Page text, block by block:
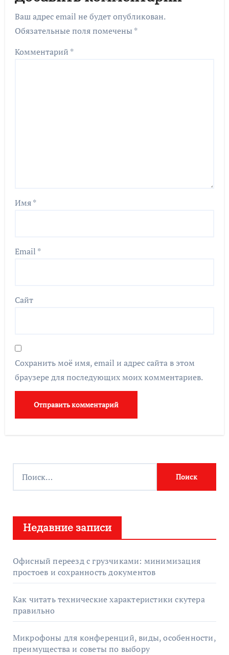
Ваш адрес email не будет опубликован.
Обязательные поля помечены *
Комментарий *
Имя*
Email *
Сайт
Сохранить моё имя, email и адрес сайта в этом
браузере для последующих моих комментариев.
:
Недавние записи
Офисный переезд с грузчиками: минимизация
простоев и сохранность документов
Как читать технические характеристики скутера
правильно
Микрофоны для конференций, виды, особенности,
преимущества и советы по выбору